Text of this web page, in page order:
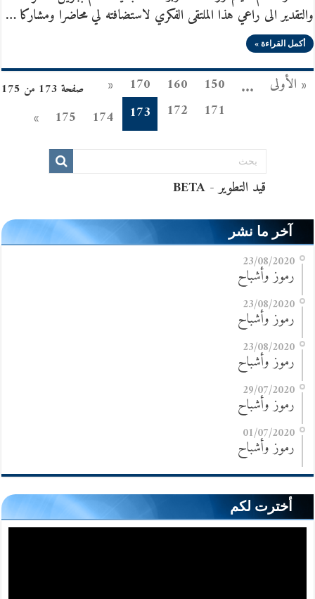
والتقدير الى راعي هذا الملتقى الفكري لاستضافته لي محاضرا ومشاركا …
أكمل القراءة »
صفحة 173 من 175 « الأولى ...
150
160
170
«
171
172
173
174
175
»
آخر ما نشر
23/08/2020
رموز وأشباح
23/08/2020
رموز وأشباح
23/08/2020
رموز وأشباح
29/07/2020
رموز وأشباح
01/07/2020
رموز وأشباح
أخترت لكم